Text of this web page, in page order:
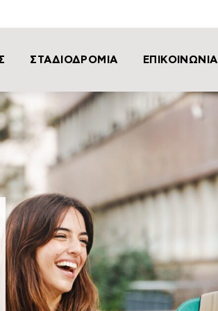
ΣΤΑΔΙΟΔΡΟΜΙΑ ΕΠΙΚΟΙΝΩΝΙΑ